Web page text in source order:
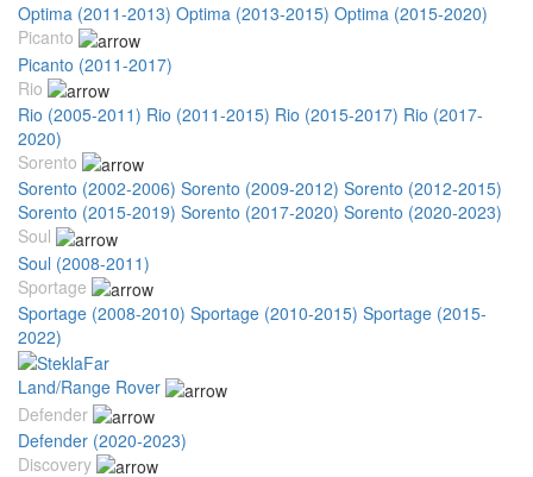
Optima (2011-2013) Optima (2013-2015) Optima (2015-2020)
Picanto
Picanto (2011-2017)
Rio
Rio (2005-2011) Rio (2011-2015) Rio (2015-2017) Rio (2017-
2020)
Sorento
Sorento (2002-2006) Sorento (2009-2012) Sorento (2012-2015)
Sorento (2015-2019) Sorento (2017-2020) Sorento (2020-2023)
Soul
Soul (2008-2011)
Sportage
Sportage (2008-2010) Sportage (2010-2015) Sportage (2015-
2022)
Land/Range Rover
Defender
Defender (2020-2023)
Discovery